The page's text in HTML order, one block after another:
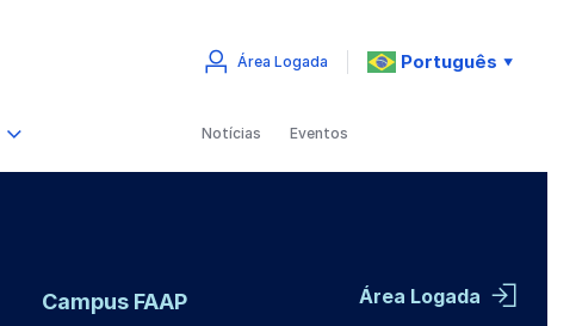
Área Logada Português ▼
Notícias Eventos
Campus FAAP
Área Logada